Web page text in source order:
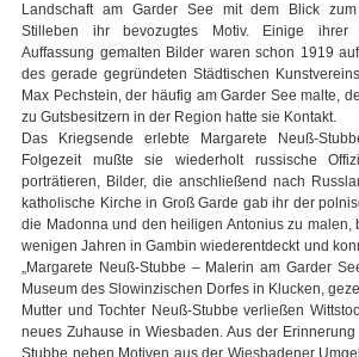
Landschaft am Garder See mit dem Blick
Stilleben ihr bevozugtes Motiv. Einige ihrer
Auffassung gemalten Bilder waren schon 1919
des gerade gegründeten Städtischen
Max Pechstein, der häufig am Garder See malte,
zu Gutsbesitzern in der Region hatte sie Kontakt.
Das Kriegsende erlebte Margarete Neuß-
Folgezeit mußte sie wiederholt russische
porträtieren, Bilder, die anschließend nach
katholische Kirche in Groß Garde gab ihr der
die Madonna und den heiligen Antonius zu malen,
wenigen Jahren in Gambin wiederentdeckt und
„Margarete Neuß-Stubbe – Malerin am Garder
Museum des Slowinzischen Dorfes in Klucken,
Mutter und Tochter Neuß-Stubbe verließen
neues Zuhause in Wiesbaden. Aus der